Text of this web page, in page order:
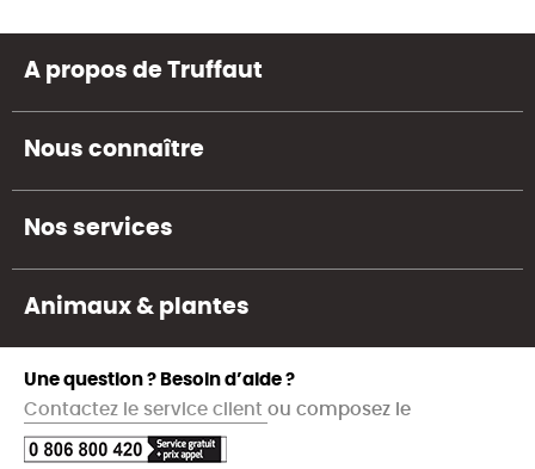
A propos de Truffaut
Nous connaître
Nos services
Animaux & plantes
Une question ? Besoin d’aide ?
Contactez le service client ou composez le